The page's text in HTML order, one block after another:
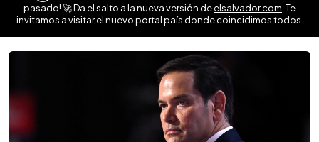
pasado! 🚀 Da el salto a la nueva versión deelsalvador.com . Te
invitamos a visitar el nuevo portal país donde coincidimos todos.